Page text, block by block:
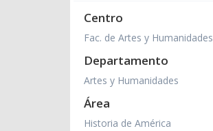
Centro
Fac. de Artes y Humanidades
Departamento
Artes y Humanidades
Área
Historia de América